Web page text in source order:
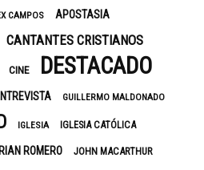
CAMPOS APOSTASIA
CANTANTES CRISTIANOS
CINE DESTACADO
GUILLERMO MALDONADO
IGLESIA IGLESIA CATÓLICA
ROMERO JOHN MACARTHUR